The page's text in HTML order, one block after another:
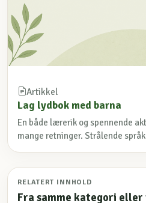
Artikkel
Lag lydbok med barna
En både lærerik og spennende
mange retninger. Strålende
RELATERT INNHOLD
Fra samme kategori eller